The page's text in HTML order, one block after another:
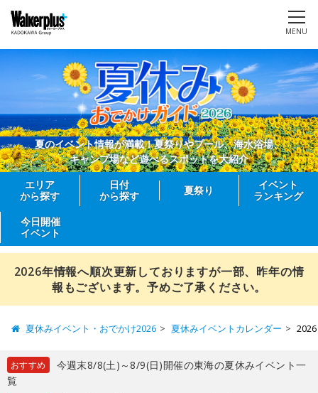
MENU
夏のイベント情報が満載！夏祭りやプール、海水浴場、
キャンプ場など遊べるスポットを大紹介
エリア
から探す
日付
から探す
夏祭り
イベント
ランキング
今日開催
イベント
2026年情報へ順次更新しておりますが一部、昨年の情
報もございます。予めご了承ください。
夏休みイベント・おでかけ2026 夏休みイベントカレンダー
おすすめ
今週末8/8(土)～8/9(日)開催の東海の夏休みイベント一
覧